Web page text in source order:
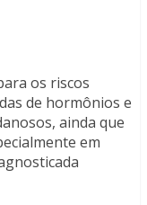
os riscos
de hormônios e
ainda que
em